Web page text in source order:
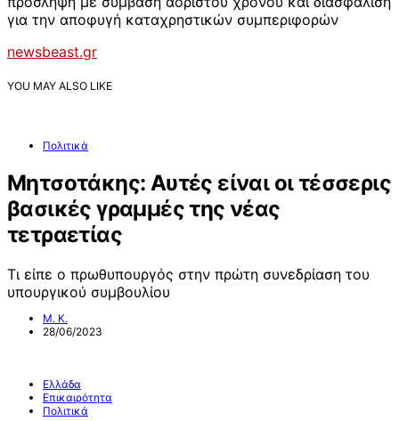
για την αποφυγή καταχρηστικών συμπεριφορών
newsbeast.gr
YOU MAY ALSO LIKE
Πολιτικά
Μητσοτάκης: Αυτές είναι οι τέσσερις
βασικές γραμμές της νέας
τετραετίας
Τι είπε ο πρωθυπουργός στην πρώτη συνεδρίαση του
υπουργικού συμβουλίου
Μ. Κ.
28/06/2023
Ελλάδα
Επικαιρότητα
Πολιτικά